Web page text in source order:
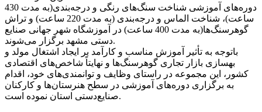
دوره‌های آموزشی شناخت سنگ‌های رنگی و درجه‌بندی(به مدت 430
ساعت)، شناخت الماس و درجه‌بندی (به مدت 220 ساعت) و تراش
گوهرسنگ‌ها(به مدت 400 ساعت) در آموزشگاه شهر جهانی صنایع
دستی مشهد برگزار می‌شوند.
باتوجه به تأثیر آموزش مناسب و کارآمد بر ایجاد اشتغال مولد و
بهسازی بازار تجاری گوهرسنگ‌ها و نهایتاً شاخص‌های اقتصادی
کشور، این مجموعه در راستای وظایف و توانمندی‌های خود، اقدام
به برگزاری دوره‌های آموزشی در سطح هنرستان‌ها و کارکنان
صنایع‌دستی استان نموده است.